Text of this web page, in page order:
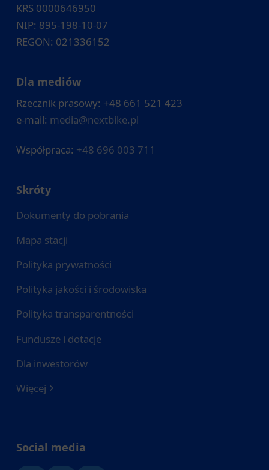
KRS 0000646950
NIP: 895-198-10-07
REGON: 021336152
Dla mediów
Rzecznik prasowy: +48 661 521 423
e-mail: media@nextbike.pl
Współpraca: +48 696 003 711
Skróty
Dokumenty do pobrania
Mapa stacji
Polityka prywatności
Polityka jakości i środowiska
Polityka transparentności
Fundusze i dotacje
Dla inwestorów
Więcej
Social media